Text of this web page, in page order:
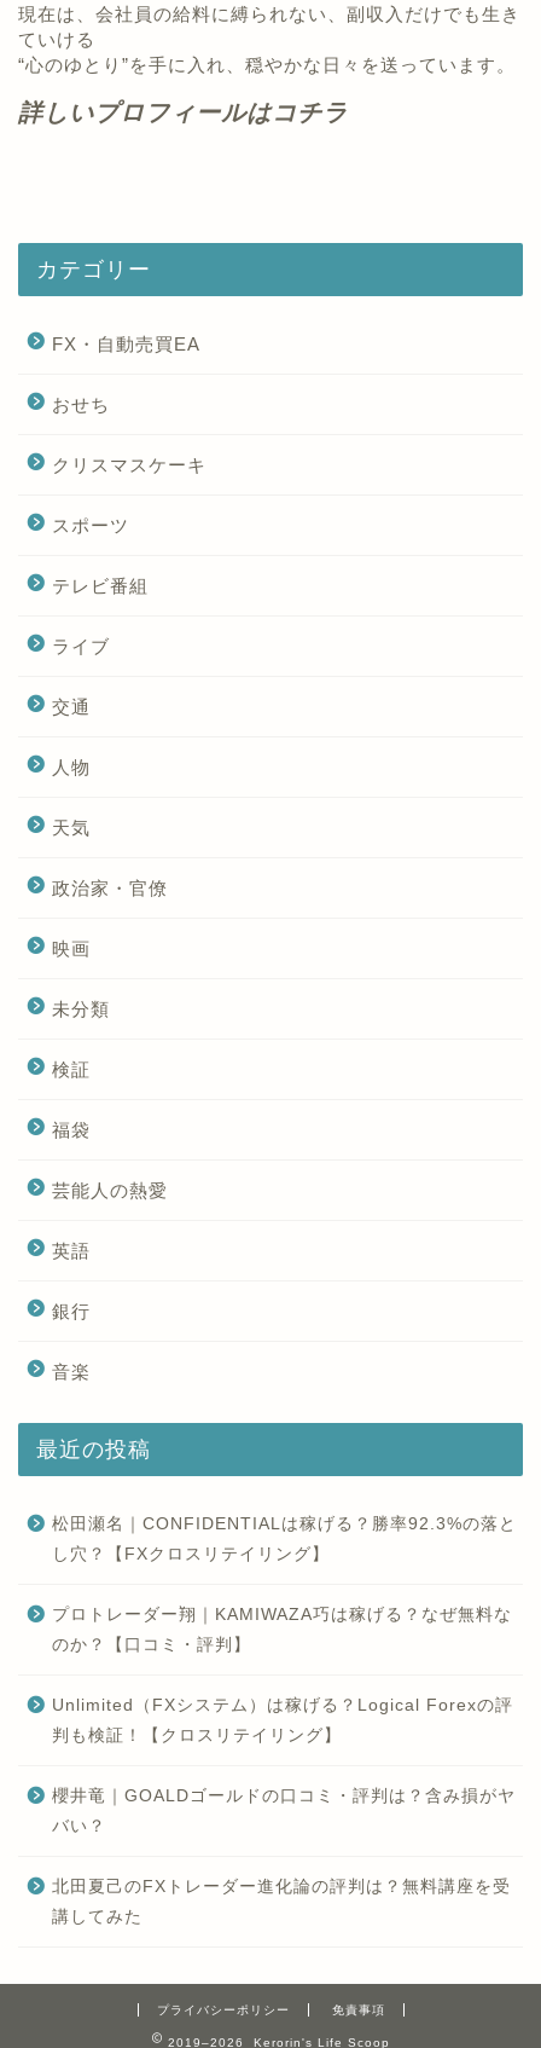
現在は、会社員の給料に縛られない、副収入だけでも生き
ていける
“心のゆとり”を手に入れ、穏やかな日々を送っています。
詳しいプロフィールはコチラ
カテゴリー
FX・自動売買EA
おせち
クリスマスケーキ
スポーツ
テレビ番組
ライブ
交通
人物
天気
政治家・官僚
映画
未分類
検証
福袋
芸能人の熱愛
英語
銀行
音楽
最近の投稿
松田瀬名｜CONFIDENTIALは稼げる？勝率92.3%の落と
し穴？【FXクロスリテイリング】
プロトレーダー翔｜KAMIWAZA巧は稼げる？なぜ無料な
のか？【口コミ・評判】
Unlimited（FXシステム）は稼げる？Logical Forexの評
判も検証！【クロスリテイリング】
櫻井竜｜GOALDゴールドの口コミ・評判は？含み損がヤ
バい？
北田夏己のFXトレーダー進化論の評判は？無料講座を受
講してみた
プライバシーポリシー 免責事項
2019–2026 Kerorin's Life Scoop